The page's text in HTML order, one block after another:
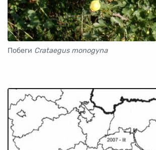
Побеги Crataegus monogyna